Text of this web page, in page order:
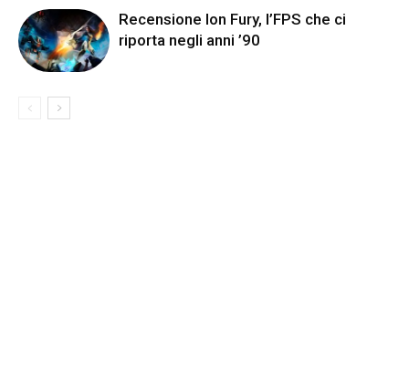
Recensione Ion Fury, l’FPS che ci
riporta negli anni ’90